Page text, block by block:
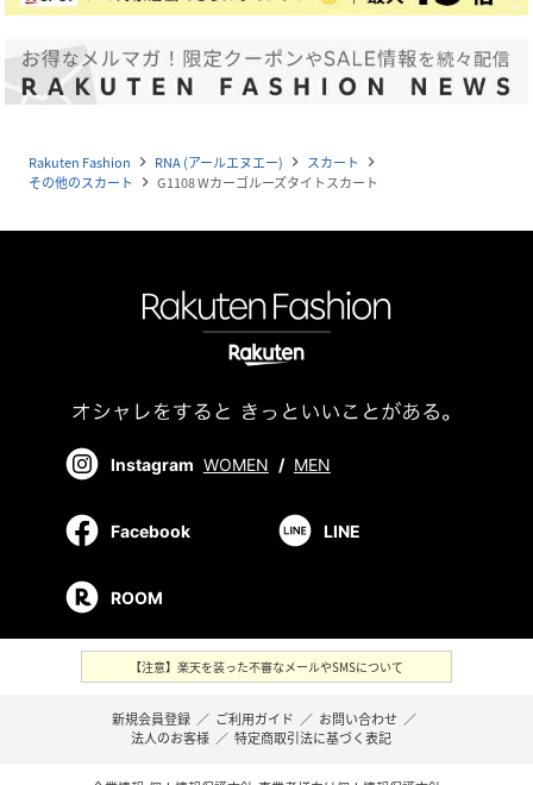
Rakuten Fashion navigate_next RNA (アールエヌエー) navigate_next スカート navigate_next
その他のスカート navigate_next G1108 Wカーゴルーズタイトスカート
Instagram WOMEN / MEN
Facebook LINE
ROOM
【注意】楽天を装った不審なメールやSMSについて
新規会員登録 ／ ご利用ガイド ／ お問い合わせ ／
法人のお客様 ／ 特定商取引法に基づく表記